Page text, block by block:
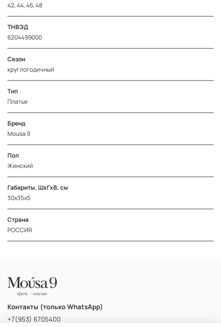
42, 44, 46, 48
ТНВЭД
6204499000
Сезон
круглогодичный
Тип
Платье
Бренд
Mousa 9
Пол
Женский
Габариты, ШхГхВ, см
30х35х5
Страна
РОССИЯ
Контакты (только WhatsApp)
+7(953) 6705400